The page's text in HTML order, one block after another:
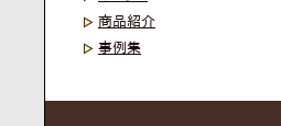
商品紹介
事例集